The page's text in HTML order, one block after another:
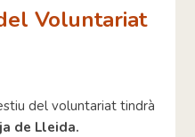
del Voluntariat
del voluntariat tindrà
de Lleida.